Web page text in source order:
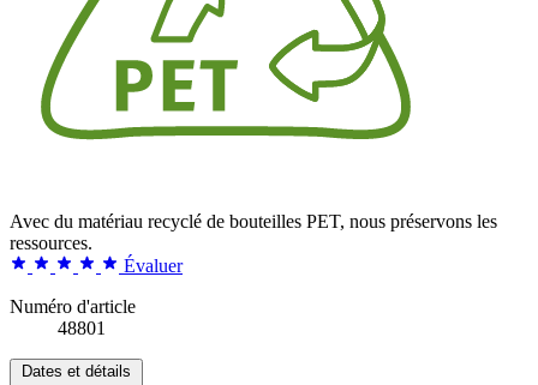
Avec du matériau recyclé de bouteilles PET, nous préservons les
ressources.
Évaluer
Numéro d'article
48801
Dates et détails